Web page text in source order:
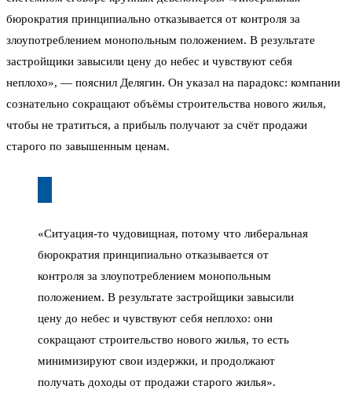
бюрократия принципиально отказывается от контроля за
злоупотреблением монопольным положением. В результате
застройщики завысили цену до небес и чувствуют себя
неплохо», — пояснил Делягин. Он указал на парадокс: компании
сознательно сокращают объёмы строительства нового жилья,
чтобы не тратиться, а прибыль получают за счёт продажи
старого по завышенным ценам.
«Ситуация-то чудовищная, потому что либеральная
бюрократия принципиально отказывается от
контроля за злоупотреблением монопольным
положением. В результате застройщики завысили
цену до небес и чувствуют себя неплохо: они
сокращают строительство нового жилья, то есть
минимизируют свои издержки, и продолжают
получать доходы от продажи старого жилья».